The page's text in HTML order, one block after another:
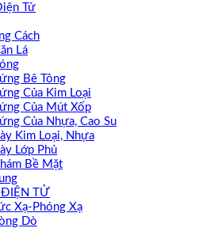
Tử
Cách
Lá
Bê Tông
Của Kim Loại
Của Mút Xốp
Của Nhựa, Cao Su
Kim Loại, Nhựa
Lớp Phủ
Bề Mặt
ĐIỆN TỬ
Xạ-Phóng Xạ
Dò